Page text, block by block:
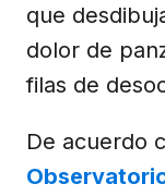
que
dolor de
filas de
De acuerdo